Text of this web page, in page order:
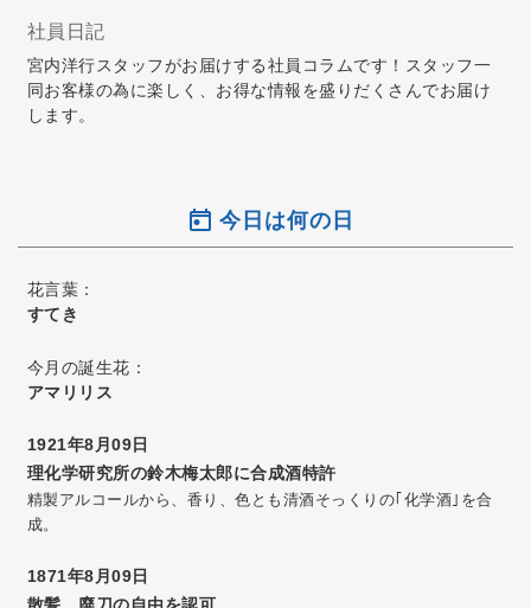
社員日記
宮内洋行スタッフがお届けする社員コラムです！スタッフ一
同お客様の為に楽しく、お得な情報を盛りだくさんでお届け
します。
今日は何の日
花言葉：
すてき
今月の誕生花：
アマリリス
1921年8月09日
理化学研究所の鈴木梅太郎に合成酒特許
精製アルコールから、香り、色とも清酒そっくりの｢化学酒｣を合
成。
1871年8月09日
散髪、廃刀の自由を認可